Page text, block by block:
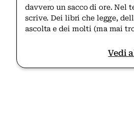
davvero un sacco di ore. Nel
scrive. Dei libri che legge,
ascolta e dei molti (ma mai
Vedi